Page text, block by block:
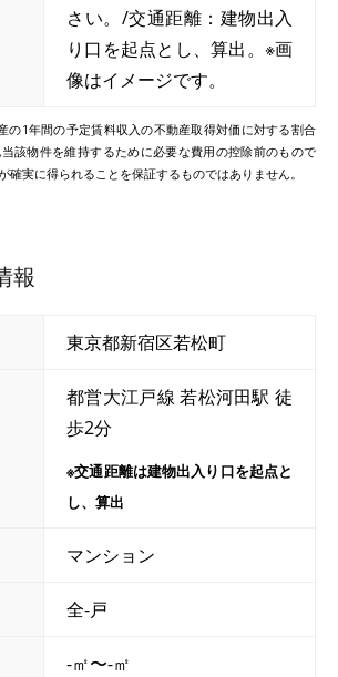
さい。/交通距離：建物出入
り口を起点とし、算出。※画
像はイメージです。
の1年間の予定賃料収入の不動産取得対価に対する割合
該物件を維持するために必要な費用の控除前のもので
確実に得られることを保証するものではありません。
報
東京都新宿区若松町
都営大江戸線 若松河田駅 徒
歩2分
※交通距離は建物出入り口を起点と
し、算出
マンション
全-戸
-㎡〜-㎡